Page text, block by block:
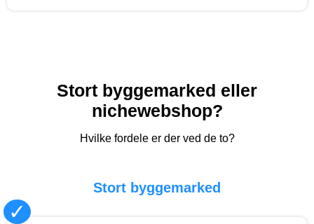
Stort byggemarked eller
nichewebshop?
Hvilke fordele er der ved de to?
Stort byggemarked
✓